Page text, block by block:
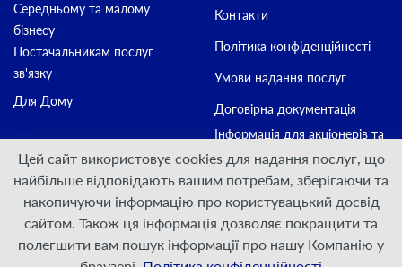
Середньому та малому
бізнесу
Постачальникам послуг
зв'язку
Для Дому
Контакти
Політика конфіденційності
Умови надання послуг
Договірна документація
Інформація для акціонерів та
стейкхолдерів
Приєднуйтесь:
© ПрАТ "ДАТАГРУП", 2000 — 2026
Цей сайт використовує cookies для надання послуг, що
найбільше відповідають вашим потребам, зберігаючи та
накопичуючи інформацію про користувацький досвід
сайтом. Також ця інформація дозволяє покращити та
полегшити вам пошук інформації про нашу Компанію у